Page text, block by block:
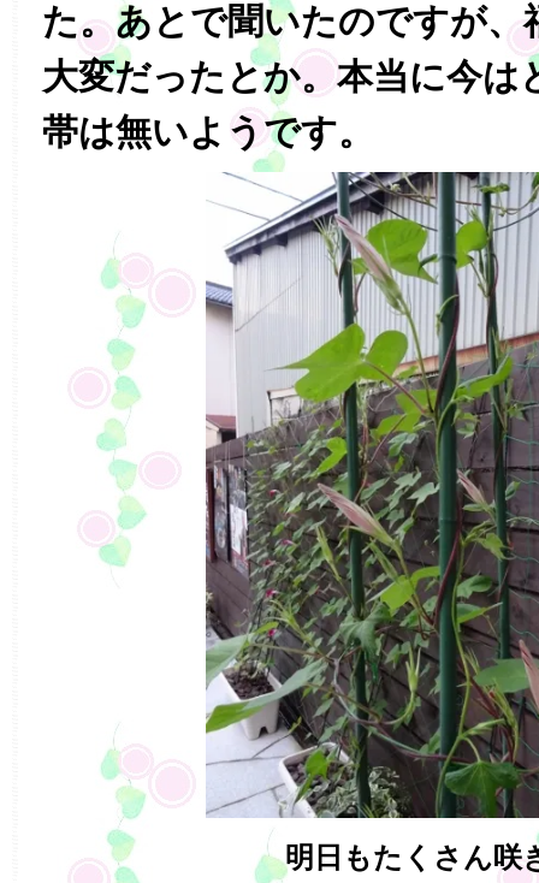
た。あとで聞いたのですが、
大変だったとか。本当に今は
帯は無いようです。
明日もたくさん咲